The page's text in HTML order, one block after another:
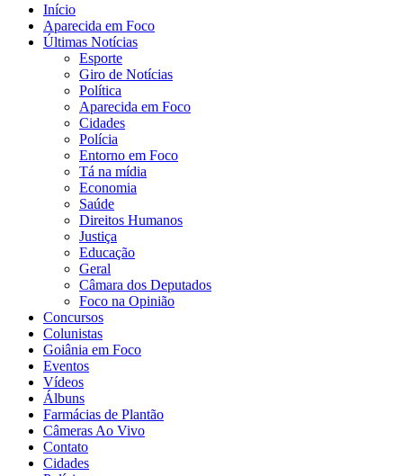
Início
Aparecida em Foco
Últimas Notícias
Esporte
Giro de Notícias
Política
Aparecida em Foco
Cidades
Polícia
Entorno em Foco
Tá na mídia
Economia
Saúde
Direitos Humanos
Justiça
Educação
Geral
Câmara dos Deputados
Foco na Opinião
Concursos
Colunistas
Goiânia em Foco
Eventos
Vídeos
Álbuns
Farmácias de Plantão
Câmeras Ao Vivo
Contato
Cidades